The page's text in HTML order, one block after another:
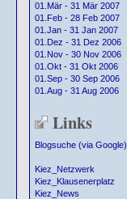
01.Mär - 31 Mär 2007
01.Feb - 28 Feb 2007
01.Jan - 31 Jan 2007
01.Dez - 31 Dez 2006
01.Nov - 30 Nov 2006
01.Okt - 31 Okt 2006
01.Sep - 30 Sep 2006
01.Aug - 31 Aug 2006
Links
Blogsuche (via Google)
Kiez_Netzwerk
Kiez_Klausenerplatz
Kiez_News